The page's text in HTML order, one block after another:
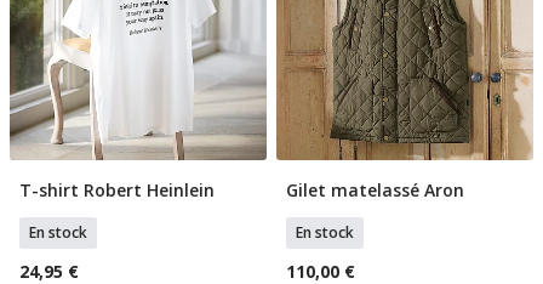
Sélectionner Tailles
T-shirt Robert Heinlein
En stock
24,95 €
Sélectionner Tailles
Gilet matelassé Aron
En stock
110,00 €